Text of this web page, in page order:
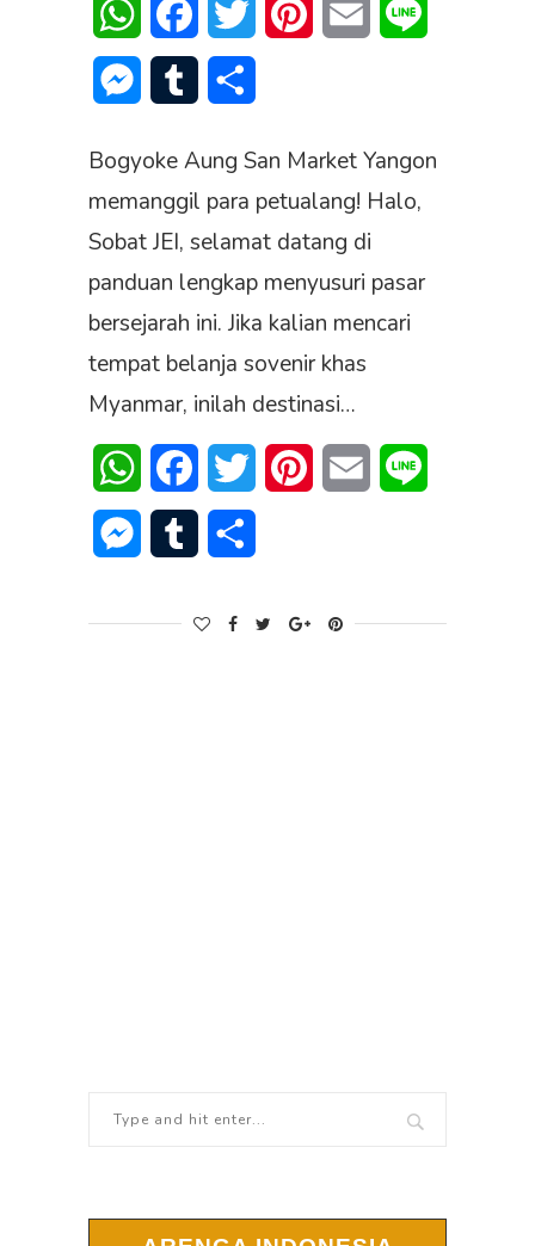
WhatsAppFacebookTwitter PinterestEmail
Messenger
Tumblr
Bogyoke Aung San Market Yangon
memanggil para petualang! Halo,
Sobat JEI, selamat datang di
panduan lengkap menyusuri pasar
bersejarah ini. Jika kalian mencari
tempat belanja sovenir khas
Myanmar, inilah destinasi…
WhatsAppFacebookTwitter PinterestEmail
Messenger
Tumblr